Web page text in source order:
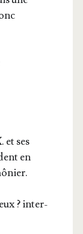
et ses
en
? inter­